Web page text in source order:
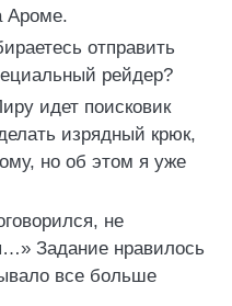
Ароме.
отправить
рейдер?
идет поисковик
изрядный крюк,
но об этом я уже
не
Задание нравилось
все больше